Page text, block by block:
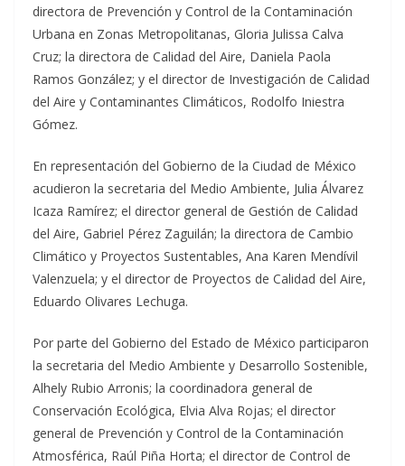
directora de Prevención y Control de la Contaminación
Urbana en Zonas Metropolitanas, Gloria Julissa Calva
Cruz; la directora de Calidad del Aire, Daniela Paola
Ramos González; y el director de Investigación de Calidad
del Aire y Contaminantes Climáticos, Rodolfo Iniestra
Gómez.
En representación del Gobierno de la Ciudad de México
acudieron la secretaria del Medio Ambiente, Julia Álvarez
Icaza Ramírez; el director general de Gestión de Calidad
del Aire, Gabriel Pérez Zaguilán; la directora de Cambio
Climático y Proyectos Sustentables, Ana Karen Mendívil
Valenzuela; y el director de Proyectos de Calidad del Aire,
Eduardo Olivares Lechuga.
Por parte del Gobierno del Estado de México participaron
la secretaria del Medio Ambiente y Desarrollo Sostenible,
Alhely Rubio Arronis; la coordinadora general de
Conservación Ecológica, Elvia Alva Rojas; el director
general de Prevención y Control de la Contaminación
Atmosférica, Raúl Piña Horta; el director de Control de